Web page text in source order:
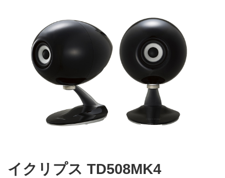
イクリプス TD508MK4